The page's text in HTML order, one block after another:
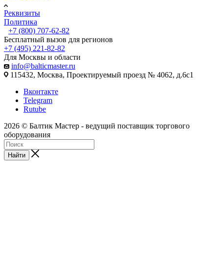
Реквизиты
Политика
+7 (800) 707-62-82
Бесплатный вызов для регионов
+7 (495) 221-82-82
Для Москвы и области
info@balticmaster.ru
115432, Москва, Проектируемый проезд № 4062, д.6с1
Вконтакте
Telegram
Rutube
2026 © Балтик Мастер - ведущий поставщик торгового
оборудования
Найти